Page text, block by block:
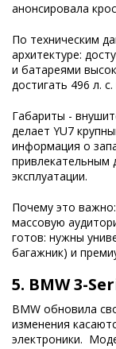
анонсировала
По техническим
архитектуре:
и батареями
достигать 496 л.
Габариты -
делает YU7
информация о
привлекательным
эксплуатации.
Почему это
массовую
готов: нужны
багажник) и
5. BMW 3-
BMW обновила
изменения
электроники.